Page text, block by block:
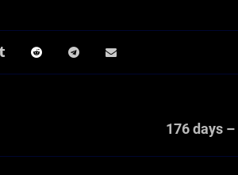
176 days